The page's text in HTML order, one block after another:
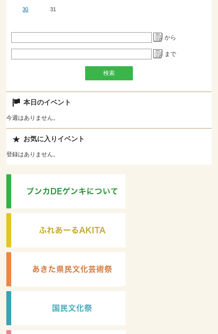
30 31
から
まで
本日のイベント
今週はありません。
お気に入りイベント
登録はありません。